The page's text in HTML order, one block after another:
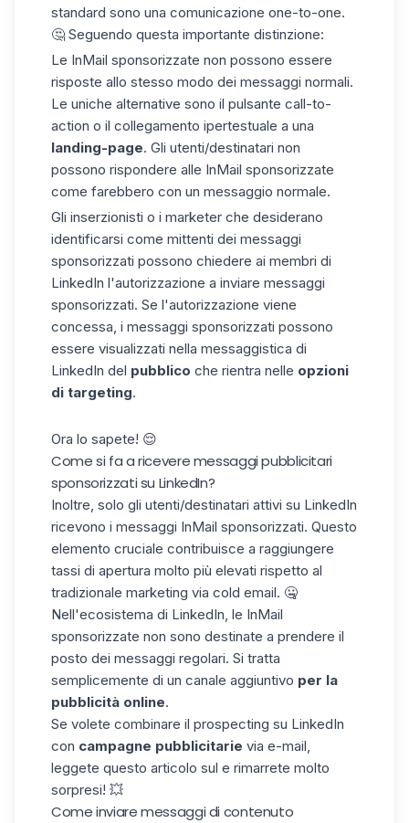
standard sono una comunicazione one-to-one.
🤔 Seguendo questa importante distinzione:
Le InMail sponsorizzate non possono essere
risposte allo stesso modo dei messaggi normali.
Le uniche alternative sono il pulsante call-to-
action o il collegamento ipertestuale a una
landing-page. Gli utenti/destinatari non
possono rispondere alle InMail sponsorizzate
come farebbero con un messaggio normale.
Gli inserzionisti o i marketer che desiderano
identificarsi come mittenti dei messaggi
sponsorizzati possono chiedere ai membri di
LinkedIn l'autorizzazione a inviare messaggi
sponsorizzati. Se l'autorizzazione viene
concessa, i messaggi sponsorizzati possono
essere visualizzati nella messaggistica di
LinkedIn del pubblico che rientra nelle opzioni
di targeting.
Ora lo sapete! 😌
Come si fa a ricevere messaggi pubblicitari
sponsorizzati su LinkedIn?
Inoltre, solo gli utenti/destinatari attivi su LinkedIn
ricevono i messaggi InMail sponsorizzati. Questo
elemento cruciale contribuisce a raggiungere
tassi di apertura molto più elevati rispetto al
tradizionale marketing via cold email. 🤐
Nell'ecosistema di LinkedIn, le InMail
sponsorizzate non sono destinate a prendere il
posto dei messaggi regolari. Si tratta
semplicemente di un canale aggiuntivo per la
pubblicità online.
Se volete combinare il prospecting su LinkedIn
con campagne pubblicitarie via e-mail,
leggete questo articolo sul e rimarrete molto
sorpresi! 💥
Come inviare messaggi di contenuto